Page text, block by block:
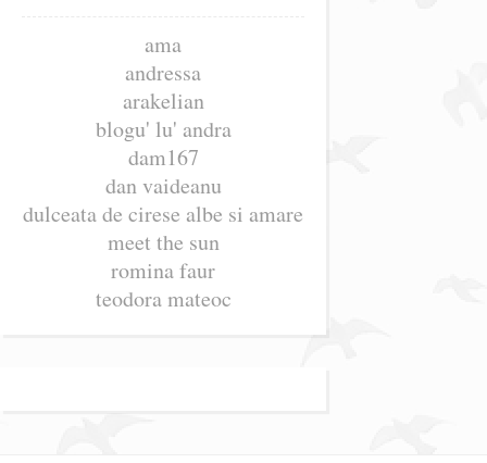
ama
andressa
arakelian
blogu' lu' andra
dam167
dan vaideanu
dulceata de cirese albe si amare
meet the sun
romina faur
teodora mateoc